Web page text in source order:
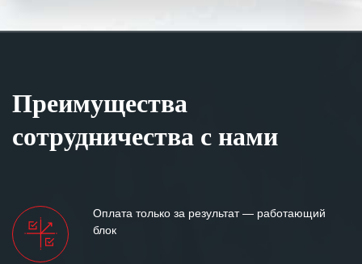
Преимущества
сотрудничества с нами
Оплата только за результат — работающий
блок